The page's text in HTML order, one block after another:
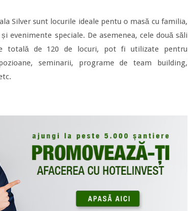
Silver sunt locurile ideale pentu o masă cu familia,
evenimente speciale. De asemenea, cele două săli
totală de 120 de locuri, pot fi utilizate pentru
seminarii, programe de team building,